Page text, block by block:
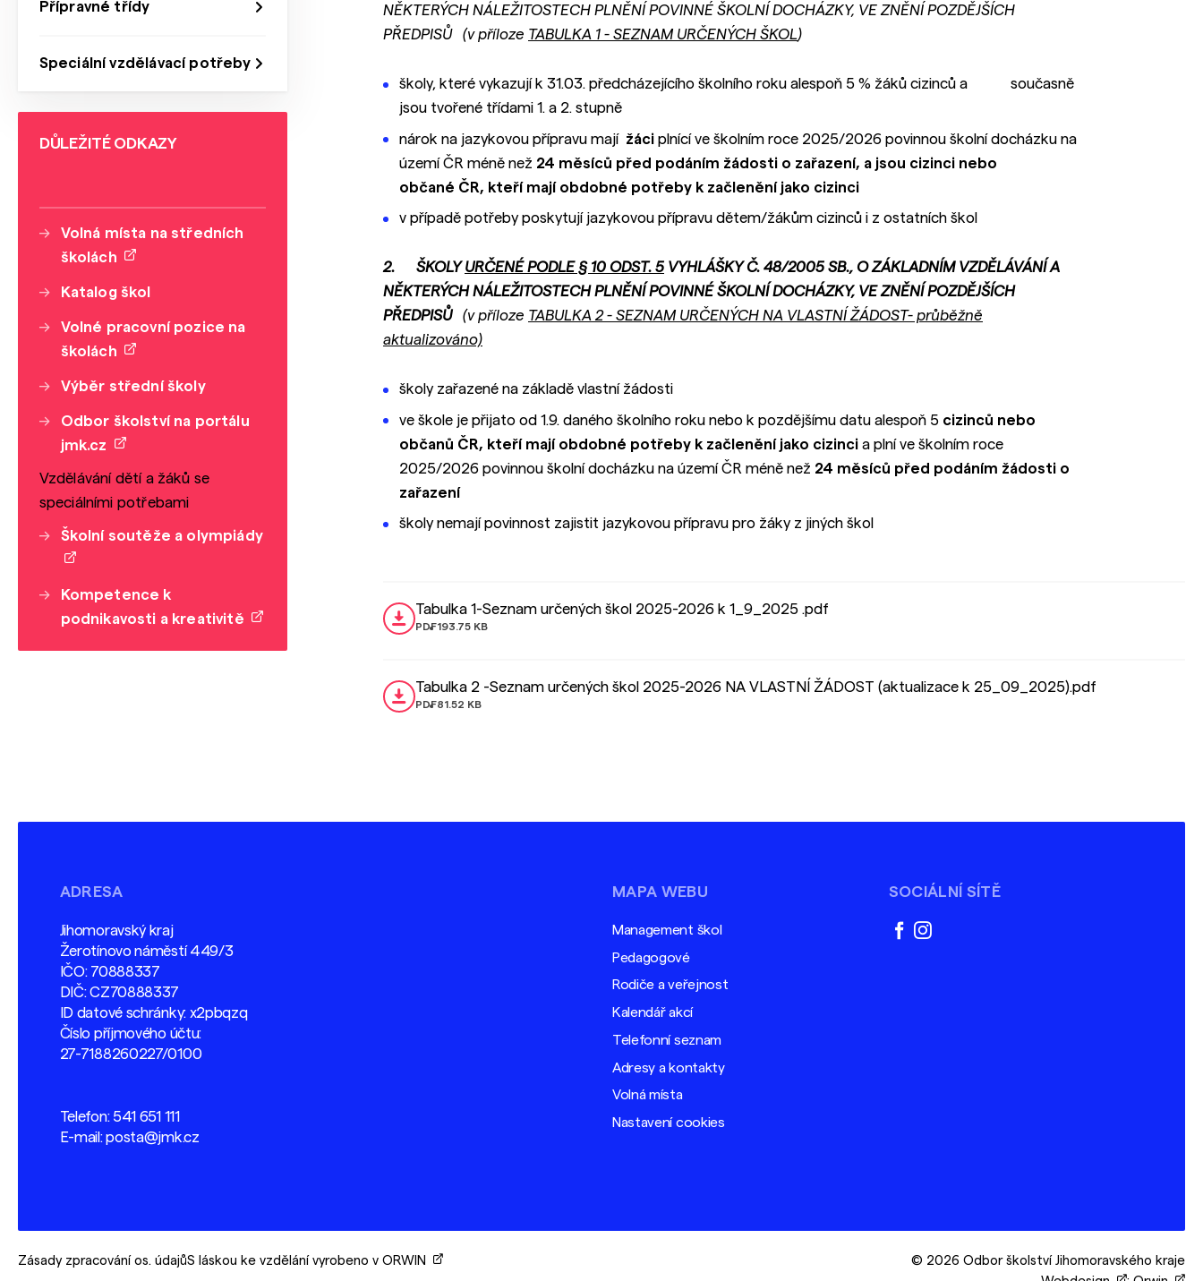
NĚKTERÝCH NÁLEŽITOSTECH PLNĚNÍ POVINNÉ ŠKOLNÍ DOCHÁZKY, VE ZNĚNÍ POZDĚJŠÍCH
PŘEDPISŮ (v příloze TABULKA 1 - SEZNAM URČENÝCH ŠKOL)
školy, které vykazují k 31.03. předcházejícího školního roku alespoň 5 % žáků cizinců a současně
jsou tvořené třídami 1. a 2. stupně
nárok na jazykovou přípravu mají žáci plnící ve školním roce 2025/2026 povinnou školní docházku na
území ČR méně než 24 měsíců před podáním žádosti o zařazení, a jsou cizinci nebo
občané ČR, kteří mají obdobné potřeby k začlenění jako cizinci
v případě potřeby poskytují jazykovou přípravu dětem/žákům cizinců i z ostatních škol
2. ŠKOLYURČENÉ PODLE § 10 ODST. 5 VYHLÁŠKY Č. 48/2005 SB., O ZÁKLADNÍM VZDĚLÁVÁNÍ A
NĚKTERÝCH NÁLEŽITOSTECH PLNĚNÍ POVINNÉ ŠKOLNÍ DOCHÁZKY, VE ZNĚNÍ POZDĚJŠÍCH
PŘEDPISŮ (v příloze TABULKA 2 - SEZNAM URČENÝCH NA VLASTNÍ ŽÁDOST- průběžně
aktualizováno)
školy zařazené na základě vlastní žádosti
ve škole je přijato od 1.9. daného školního roku nebo k pozdějšímu datu alespoň 5 cizinců nebo
občanů ČR, kteří mají obdobné potřeby k začlenění jako cizinci a plní ve školním roce
2025/2026 povinnou školní docházku na území ČR méně než 24 měsíců před podáním žádosti o
zařazení
školy nemají povinnost zajistit jazykovou přípravu pro žáky z jiných škol
Tabulka 1-Seznam určených škol 2025-2026 k 1_9_2025 .pdf
PDF193.75 KB
Tabulka 2 -Seznam určených škol 2025-2026 NA VLASTNÍ ŽÁDOST (aktualizace k 25_09_2025).pdf
PDF81.52 KB
Přípravné třídy
Speciální vzdělávací potřeby
DŮLEŽITÉ ODKAZY
Volná místa na středních
školách
Katalog škol
Volné pracovní pozice na
školách
Výběr střední školy
Odbor školství na portálu
jmk.cz
Vzdělávání dětí a žáků se
speciálními potřebami
Školní soutěže a olympiády
Kompetence k
podnikavosti a kreativitě
ADRESA
Jihomoravský kraj
Žerotínovo náměstí 449/3
IČO: 70888337
DIČ: CZ70888337
ID datové schránky: x2pbqzq
Číslo příjmového účtu:
27-7188260227/0100
Telefon: 541 651 111
E-mail:posta@jmk.cz
MAPA WEBU
Management škol
Pedagogové
Rodiče a veřejnost
Kalendář akcí
Telefonní seznam
Adresy a kontakty
Volná místa
Nastavení cookies
SOCIÁLNÍ SÍTĚ
facebook
instagram
Zásady zpracování os. údajůS láskou ke vzdělání vyrobeno v ORWIN
© 2026 Odbor školství Jihomoravského kraje